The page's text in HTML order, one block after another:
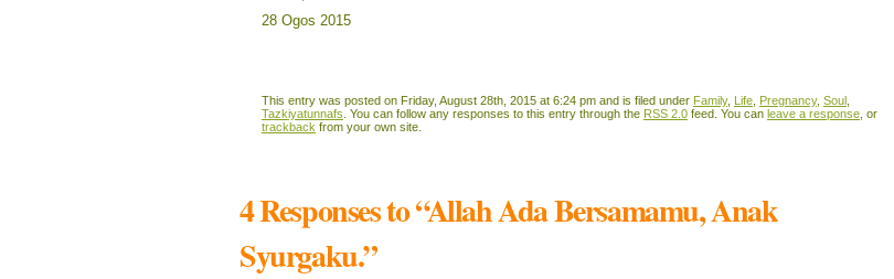
28 Ogos 2015
This entry was posted on Friday, August 28th, 2015 at 6:24 pm and is filed under Family, Life Pregnancy, Soul
Tazkiyatunnafs . You can follow any responses to this entry through the RSS 2.0 feed. You can leave a response , or
trackback from your own site.
4 Responses to “Allah Ada Bersamamu, Anak
Syurgaku.”